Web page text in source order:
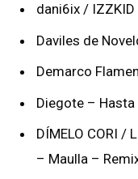
dani6ix /
Daviles de
Demarco
Diegote –
DÍMELO CORI /
– Maulla –